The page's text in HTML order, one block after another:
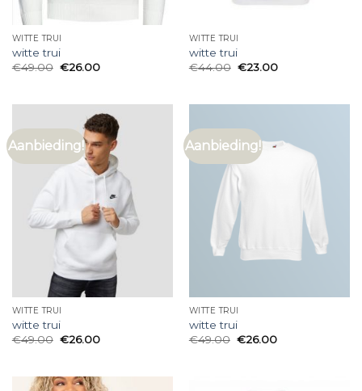
WITTE TRUI
witte trui
€49.00 €26.00
WITTE TRUI
witte trui
€44.00 €23.00
Aanbieding!
WITTE TRUI
witte trui
€49.00 €26.00
Aanbieding!
WITTE TRUI
witte trui
€49.00 €26.00